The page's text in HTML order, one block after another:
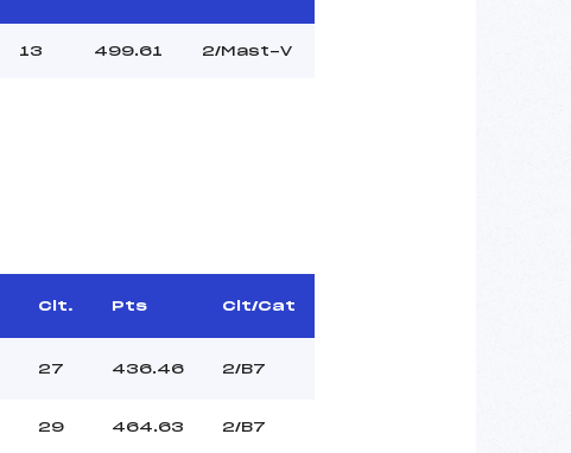
13 499.61 2/Mast-V
Clt. Pts Clt/Cat
27 436.46 2/B7
29 464.63 2/B7